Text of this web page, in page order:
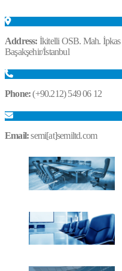
Address: İkitelli OSB. Mah.
Başakşehir/İstanbul
Phone:(+90.212) 549 06 12
Email:semi[at]semiltd.com